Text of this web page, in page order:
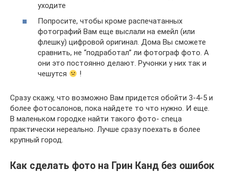
уходите
Попросите, чтобы кроме распечатанных
фотографий Вам еще выслали на емейл (или
флешку) цифровой оригинал. Дома Вы сможете
сравнить, не “подработал” ли фотограф фото. А
они это постоянно делают. Ручонки у них так и
чешутся
!
Сразу скажу, что возможно Вам придется обойти 3-4-5 и
более фотосалонов, пока найдете то что нужно. И еще.
В маленьком городке найти такого фото- спеца
практически нереально. Лучше сразу поехать в более
крупный город.
Как сделать фото на Грин Канд без ошибок